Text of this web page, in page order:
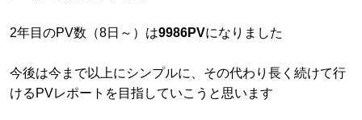
2年目のPV数（8日～）は9986PVになりました
今後は今まで以上にシンプルに、その代わり長く続けて行
けるPVレポートを目指していこうと思います